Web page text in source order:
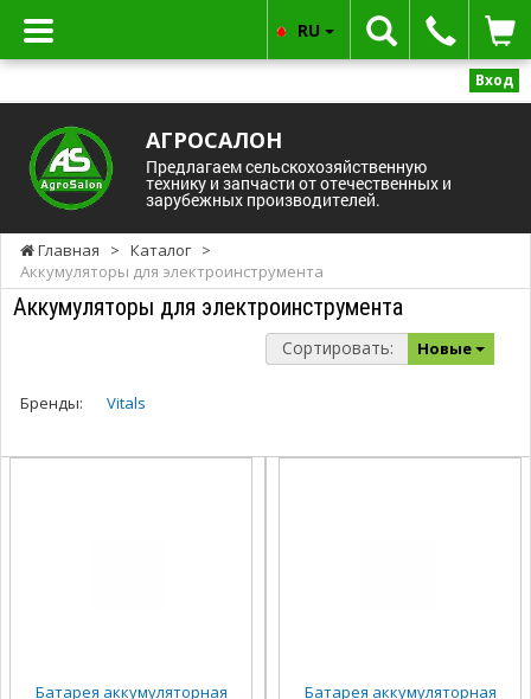
Вход
АГРОСАЛОН
Предлагаем сельскохозяйственную
технику и запчасти от отечественных и
зарубежных производителей.
RU
Главная > Каталог >
Аккумуляторы для электроинструмента
Аккумуляторы для электроинструмента
Сортировать: Новые
Бренды: Vitals
Батарея аккумуляторная Батарея аккумуляторная